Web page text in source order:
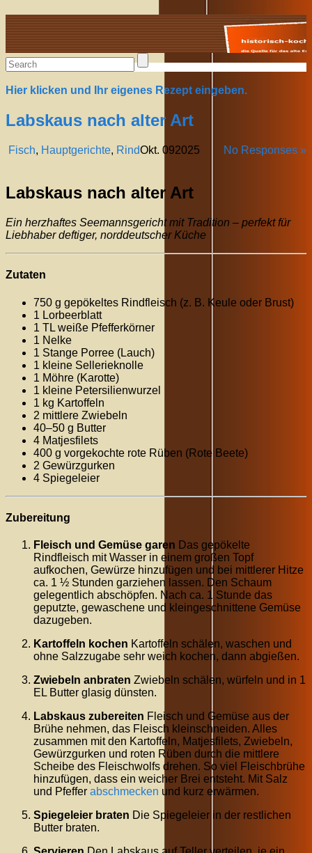
Alte Rezepte online
Hier klicken und Ihr eigenes Rezept eingeben.
Labskaus nach alter Art
Fisch, Hauptgerichte, Rind No Responses »
Okt. 092025
Labskaus nach alter Art
Ein herzhaftes Seemannsgericht mit Tradition – perfekt für
Liebhaber deftiger, norddeutscher Küche
Zutaten
750 g gepökeltes Rindfleisch (z. B. Keule oder Brust)
1 Lorbeerblatt
1 TL weiße Pfefferkörner
1 Nelke
1 Stange Porree (Lauch)
1 kleine Sellerieknolle
1 Möhre (Karotte)
1 kleine Petersilienwurzel
1 kg Kartoffeln
2 mittlere Zwiebeln
40–50 g Butter
4 Matjesfilets
400 g vorgekochte rote Rüben (Rote Beete)
2 Gewürzgurken
4 Spiegeleier
Zubereitung
Fleisch und Gemüse garen Das gepökelte
Rindfleisch mit Wasser in einem großen Topf
aufkochen, Gewürze hinzufügen und bei mittlerer Hitze
ca. 1 ½ Stunden garziehen lassen. Den Schaum
gelegentlich abschöpfen. Nach ca. 1 Stunde das
geputzte, gewaschene und kleingeschnittene Gemüse
dazugeben.
Kartoffeln kochen Kartoffeln schälen, waschen und
ohne Salzzugabe sehr weich kochen, dann abgießen.
Zwiebeln anbraten Zwiebeln schälen, würfeln und in 1
EL Butter glasig dünsten.
Labskaus zubereiten Fleisch und Gemüse aus der
Brühe nehmen, das Fleisch kleinschneiden. Alles
zusammen mit den Kartoffeln, Matjesfilets, Zwiebeln,
Gewürzgurken und roten Rüben durch die mittlere
Scheibe des Fleischwolfs drehen. So viel Fleischbrühe
hinzufügen, dass ein weicher Brei entsteht. Mit Salz
und Pfeffer abschmecken und kurz erwärmen.
Spiegeleier braten Die Spiegeleier in der restlichen
Butter braten.